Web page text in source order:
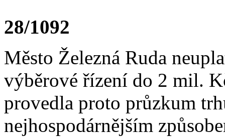
28/1092
Město Železná Ruda
výběrové řízení do 2 mil.
provedla proto průzkum
nejhospodárnějším